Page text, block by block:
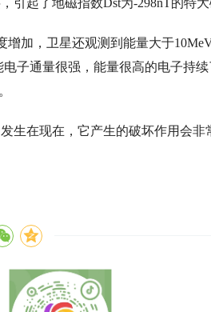
引起了地磁指数Dst为-298nT的特大
加，卫星还观测到能量大于
子通量很强，能量很高的电子持
生在现在，它产生的破坏作用会非